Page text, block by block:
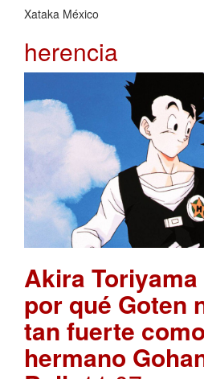
Xataka México
herencia
Akira
por qué Goten
tan fuerte
hermano